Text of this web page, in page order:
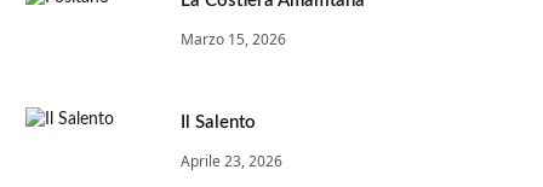
Marzo 15, 2026
Il Salento
Aprile 23, 2026